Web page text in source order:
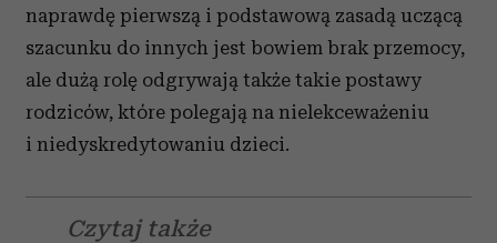
naprawdę pierwszą i podstawową zasadą uczącą
szacunku do innych jest bowiem brak przemocy,
ale dużą rolę odgrywają także takie postawy
rodziców, które polegają na nielekceważeniu
i niedyskredytowaniu dzieci.
Czytaj także